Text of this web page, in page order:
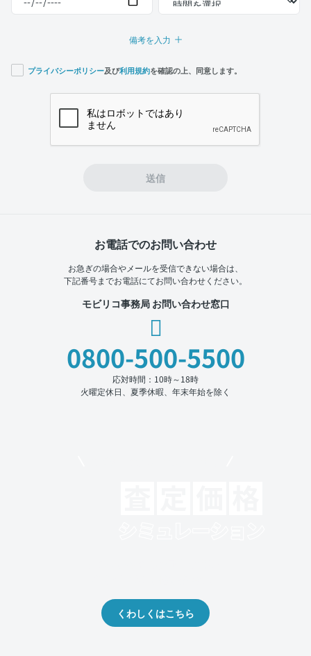
備考を入力
プライバシーポリシー及び利用規約を確認の上、同意します。
送信
お電話でのお問い合わせ
お急ぎの場合やメールを受信できない場合は、
下記番号までお電話にてお問い合わせください。
モビリコ事務局 お問い合わせ窓口
0800-500-5500
応対時間：10時～18時
火曜定休日、夏季休暇、年末年始を除く
くわしくはこちら